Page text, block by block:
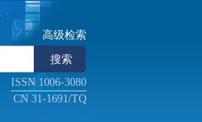
高级检索
ISSN 1006-3080
CN 31-1691/TQ